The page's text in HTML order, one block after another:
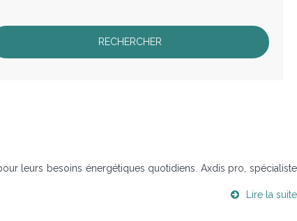
leurs besoins énergétiques quotidiens. Axdis pro, spécialiste
Lire la suite